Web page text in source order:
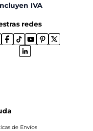
IVA
redes
de Envíos